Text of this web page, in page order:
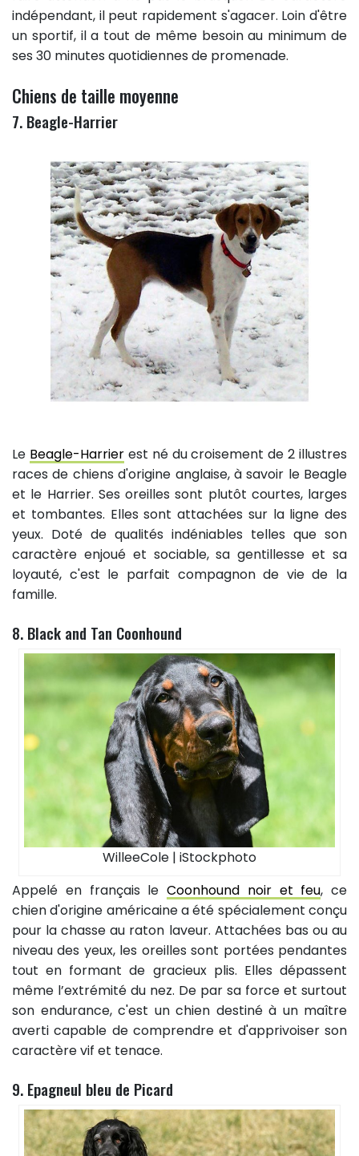
indépendant, il peut rapidement s'agacer. Loin d'être
un sportif, il a tout de même besoin au minimum de
ses 30 minutes quotidiennes de promenade.
Chiens de taille moyenne
7. Beagle-Harrier
Le Beagle-Harrierest né du croisement de 2 illustres
races de chiens d'origine anglaise, à savoir le Beagle
et le Harrier. Ses oreilles sont plutôt courtes, larges
et tombantes. Elles sont attachées sur la ligne des
yeux. Doté de qualités indéniables telles que son
caractère enjoué et sociable, sa gentillesse et sa
loyauté, c'est le parfait compagnon de vie de la
famille.
8. Black and Tan Coonhound
WilleeCole | iStockphoto
Appelé en français le Coonhound noir et feu, ce
chien d'origine américaine a été spécialement conçu
pour la chasse au raton laveur. Attachées bas ou au
niveau des yeux, les oreilles sont portées pendantes
tout en formant de gracieux plis. Elles dépassent
même l’extrémité du nez. De par sa force et surtout
son endurance, c'est un chien destiné à un maître
averti capable de comprendre et d'apprivoiser son
caractère vif et tenace.
9. Epagneul bleu de Picard